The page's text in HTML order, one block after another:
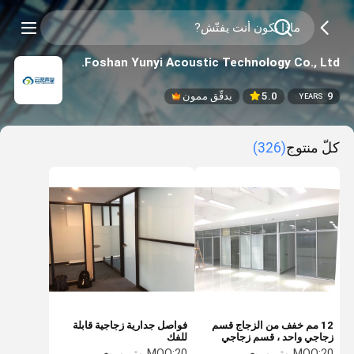
Foshan Yunyi Acoustic Technology Co., Ltd.
9
YEARS
5.0 يدقّق ممون
كلّ منتوج(326)
فواصل جدارية زجاجية قابلة
للفك
12 مم خفف من الزجاج قسم
زجاجي واحد ، قسم زجاجي
كامل الارتفاع